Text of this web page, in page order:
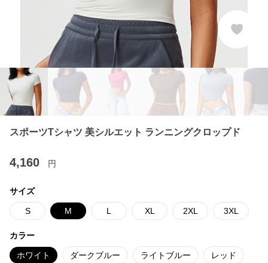
スポーツTシャツ 美シルエット ランニングクロップド
4,160 円
サイズ
S M L XL 2XL 3XL
カラー
ホワイト ダークブルー ライトブルー レッド